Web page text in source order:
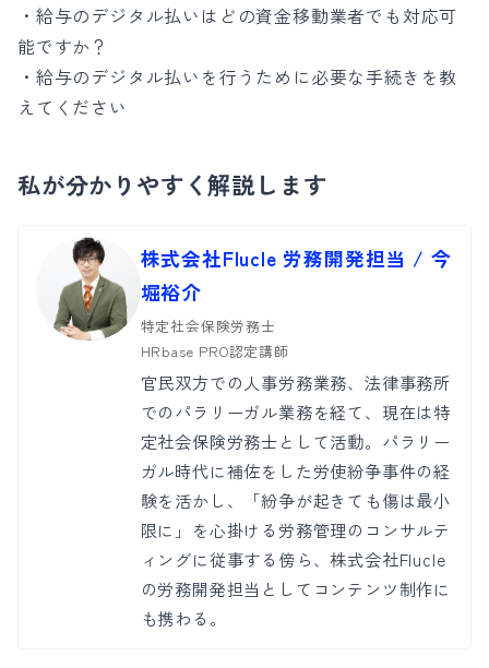
・給与のデジタル払いはどの資金移動業者でも対応可
能ですか？
・給与のデジタル払いを行うために必要な手続きを教
えてください
私が分かりやすく解説します
株式会社Flucle 労務開発担当 / 今
堀裕介
特定社会保険労務士
HRbase PRO認定講師
官民双方での人事労務業務、法律事務所
でのパラリーガル業務を経て、現在は特
定社会保険労務士として活動。パラリー
ガル時代に補佐をした労使紛争事件の経
験を活かし、「紛争が起きても傷は最小
限に」を心掛ける労務管理のコンサルテ
ィングに従事する傍ら、株式会社Flucle
の労務開発担当としてコンテンツ制作に
も携わる。